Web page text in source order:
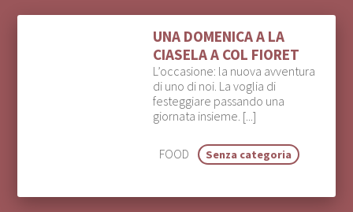
UNA DOMENICA A LA
CIASELA A COL FIORET
L’occasione: la nuova avventura
di uno di noi. La voglia di
festeggiare passando una
giornata insieme. [...]
FOOD Senza categoria